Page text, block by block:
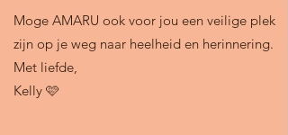
Moge AMARU ook voor jou een veilige plek
zijn op je weg naar heelheid en herinnering.
Met liefde,
Kelly 🩷